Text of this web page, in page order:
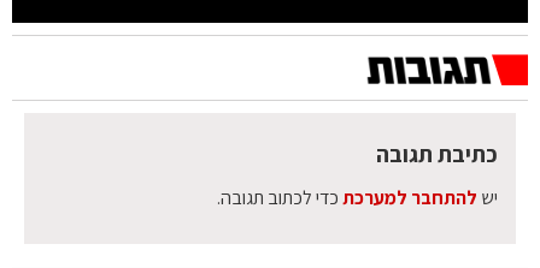
כתיבת תגובה
יש להתחבר למערכתכדי לכתוב תגובה.